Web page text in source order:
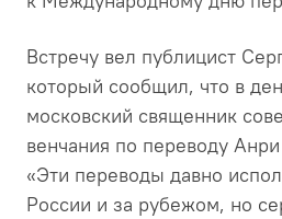
Встречу вел публицист
который сообщил, что в
московский священник
венчания по переводу
«Эти переводы давно
России и за рубежом, но